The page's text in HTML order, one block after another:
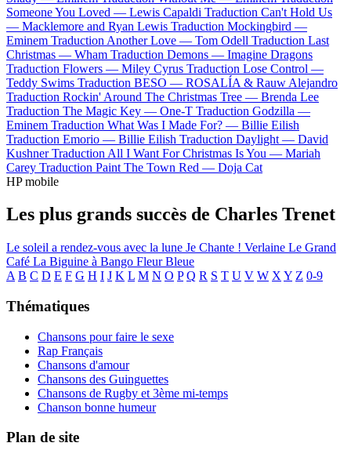
Someone You Loved — Lewis Capaldi Traduction Can't Hold Us
— Macklemore and Ryan Lewis Traduction Mockingbird —
Eminem Traduction Another Love — Tom Odell Traduction Last
Christmas — Wham Traduction Demons — Imagine Dragons
Traduction Flowers — Miley Cyrus Traduction Lose Control —
Teddy Swims Traduction BESO — ROSALÍA & Rauw Alejandro
Traduction Rockin' Around The Christmas Tree — Brenda Lee
Traduction The Magic Key — One-T Traduction Godzilla —
Eminem Traduction What Was I Made For? — Billie Eilish
Traduction Emorio — Billie Eilish Traduction Daylight — David
Kushner Traduction All I Want For Christmas Is You — Mariah
Carey Traduction Paint The Town Red — Doja Cat
HP mobile
Les plus grands succès de Charles Trenet
Le soleil a rendez-vous avec la lune Je Chante ! Verlaine Le Grand
Café La Biguine à Bango Fleur Bleue
A B C D E F G H I J K L M N O P Q R S T U V W X Y Z 0-9
Thématiques
Chansons pour faire le sexe
Rap Français
Chansons d'amour
Chansons des Guinguettes
Chansons de Rugby et 3ème mi-temps
Chanson bonne humeur
Plan de site